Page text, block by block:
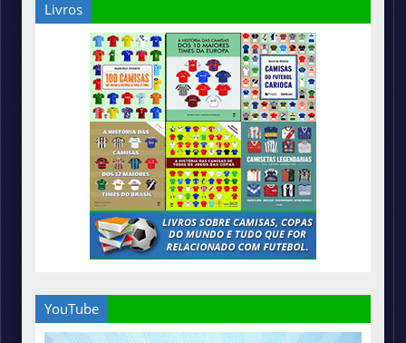
Livros
YouTube